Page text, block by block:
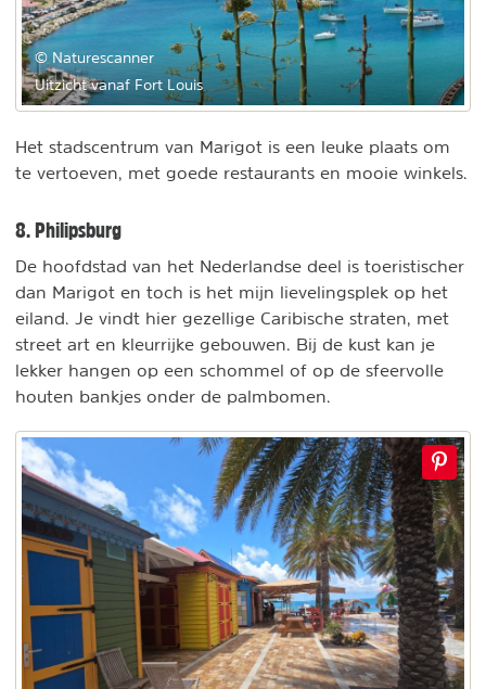
© Naturescanner
Uitzicht vanaf Fort Louis
Het stadscentrum van Marigot is een leuke plaats om
te vertoeven, met goede restaurants en mooie winkels.
8. Philipsburg
De hoofdstad van het Nederlandse deel is toeristischer
dan Marigot en toch is het mijn lievelingsplek op het
eiland. Je vindt hier gezellige Caribische straten, met
street art en kleurrijke gebouwen. Bij de kust kan je
lekker hangen op een schommel of op de sfeervolle
houten bankjes onder de palmbomen.